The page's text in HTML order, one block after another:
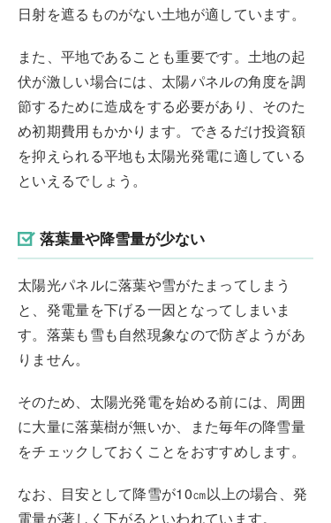
日射を遮るものがない土地が適しています。
また、平地であることも重要です。土地の起
伏が激しい場合には、太陽パネルの角度を調
節するために造成をする必要があり、そのた
め初期費用もかかります。できるだけ投資額
を抑えられる平地も太陽光発電に適している
といえるでしょう。
落葉量や降雪量が少ない
太陽光パネルに落葉や雪がたまってしまう
と、発電量を下げる一因となってしまいま
す。落葉も雪も自然現象なので防ぎようがあ
りません。
そのため、太陽光発電を始める前には、周囲
に大量に落葉樹が無いか、また毎年の降雪量
をチェックしておくことをおすすめします。
なお、目安として降雪が10㎝以上の場合、発
電量が著しく下がるといわれています。